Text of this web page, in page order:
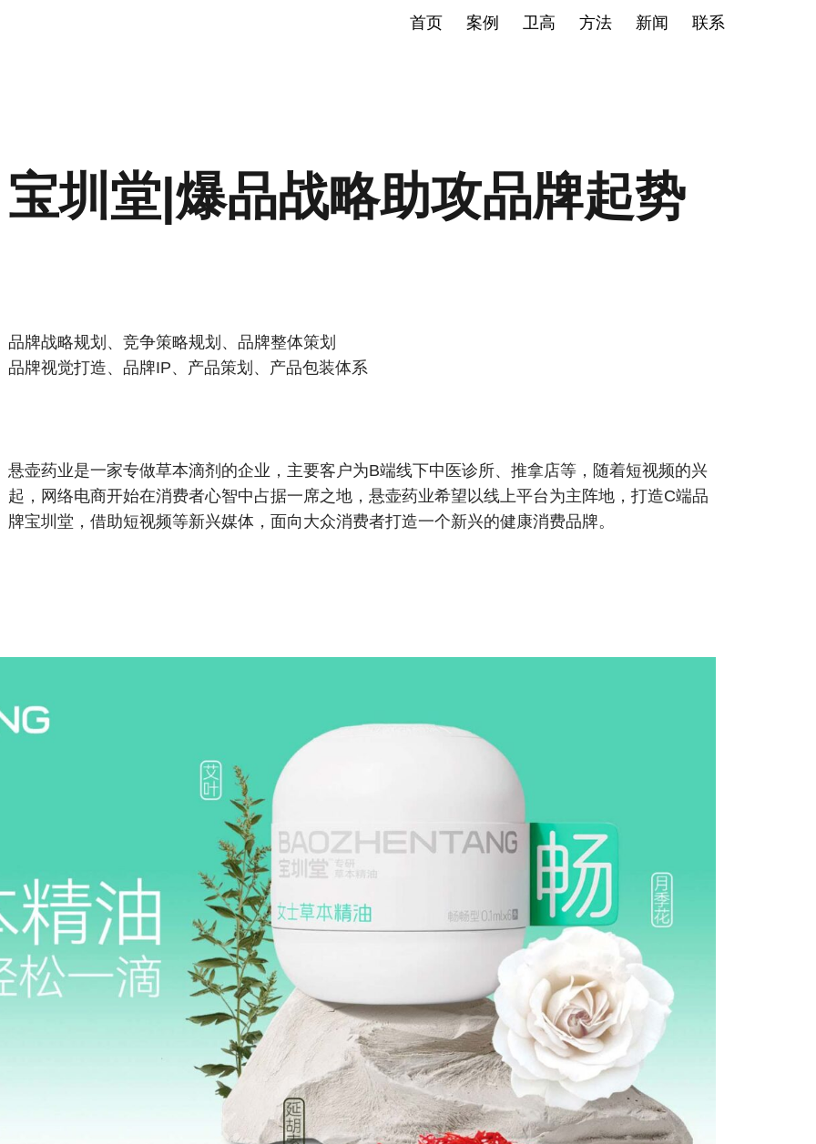
首页 案例 卫高 方法 新闻 联系
宝圳堂|爆品战略助攻品牌起势
品牌战略规划、竞争策略规划、品牌整体策划
品牌视觉打造、品牌IP、产品策划、产品包装体系
悬壶药业是一家专做草本滴剂的企业，主要客户为B端线下中医诊所、推拿店等，随着短视频的兴
起，网络电商开始在消费者心智中占据一席之地，悬壶药业希望以线上平台为主阵地，打造C端品
牌宝圳堂，借助短视频等新兴媒体，面向大众消费者打造一个新兴的健康消费品牌。